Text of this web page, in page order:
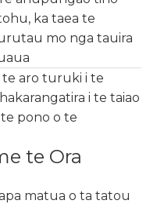
ka taea te
mo nga tauira
te aro turuki i te
i te taiao
pono o te
te Ora
matua o ta tatou